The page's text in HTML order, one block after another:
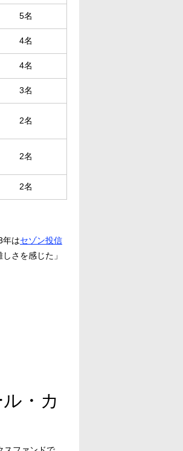
5名
4名
4名
3名
2名
2名
2名
年はセゾン投信
さを感じた」
・カ